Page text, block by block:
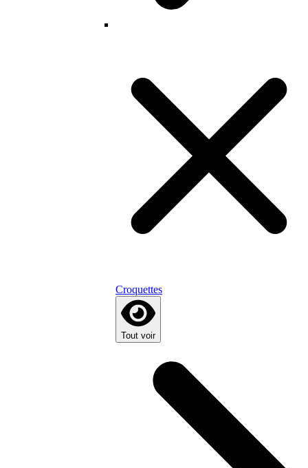
Croquettes
Tout voir